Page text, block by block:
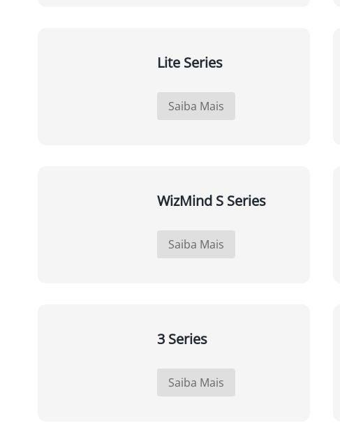
Lite Series
Saiba Mais
WizMind S Series
Saiba Mais
3 Series
Saiba Mais